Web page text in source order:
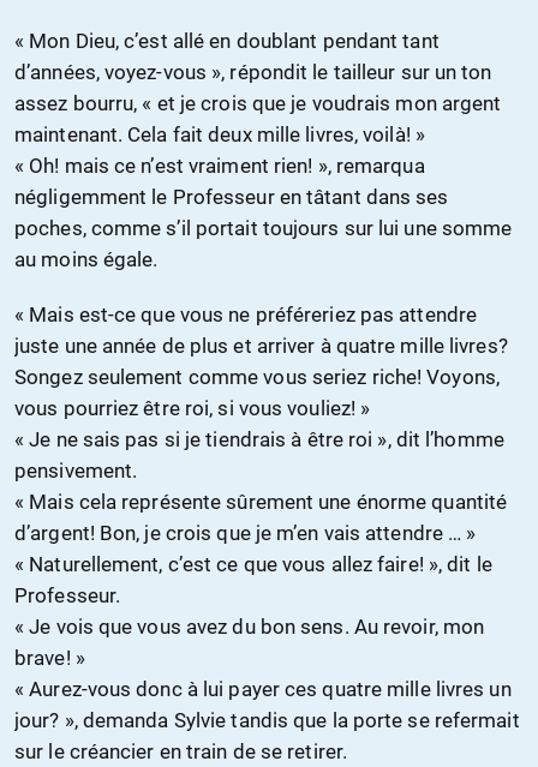
« Mon Dieu, c’est allé en doublant pendant tant
d’années, voyez-vous », répondit le tailleur sur un ton
assez bourru, « et je crois que je voudrais mon argent
maintenant. Cela fait deux mille livres, voilà! »
« Oh! mais ce n’est vraiment rien! », remarqua
négligemment le Professeur en tâtant dans ses
poches, comme s’il portait toujours sur lui une somme
au moins égale.
« Mais est-ce que vous ne préféreriez pas attendre
juste une année de plus et arriver à quatre mille livres?
Songez seulement comme vous seriez riche! Voyons,
vous pourriez être roi, si vous vouliez! »
« Je ne sais pas si je tiendrais à être roi », dit l’homme
pensivement.
« Mais cela représente sûrement une énorme quantité
d’argent! Bon, je crois que je m’en vais attendre … »
« Naturellement, c’est ce que vous allez faire! », dit le
Professeur.
« Je vois que vous avez du bon sens. Au revoir, mon
brave! »
« Aurez-vous donc à lui payer ces quatre mille livres un
jour? », demanda Sylvie tandis que la porte se refermait
sur le créancier en train de se retirer.